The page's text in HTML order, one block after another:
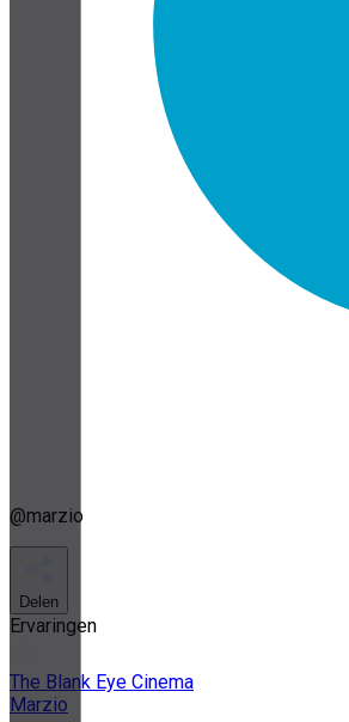
@marzio
Delen
Ervaringen
The Blank Eye Cinema
Marzio